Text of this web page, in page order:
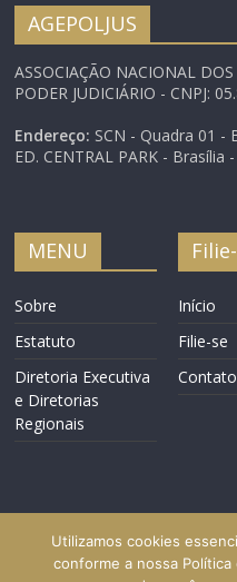
AGEPOLJUS
ASSOCIAÇÃO NACIONAL
PODER JUDICIÁRIO - CNPJ:
Endereço: SCN - Quadra 01 -
ED. CENTRAL PARK - Brasília
MENU
Sobre
Estatuto
Diretoria Executiva
e Diretorias
Regionais
Início
Filie-se
Contato
Utilizamos cookies
conforme a nossa